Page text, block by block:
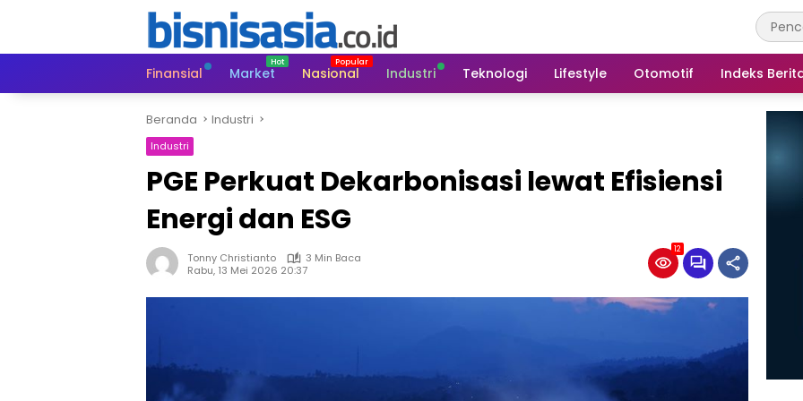
Finansial
Market Nasional Industri Teknologi Lifestyle Otomotif Indeks
Beranda Industri
Industri
PGE Perkuat Dekarbonisasi lewat Efisiensi
Energi dan ESG
Tonny Christianto
3 Min Baca
Rabu, 13 Mei 2026 20:37
12